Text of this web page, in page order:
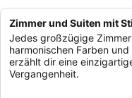
Zimmer und Suiten mit
Jedes großzügige
harmonischen Farben
erzählt dir eine
Vergangenheit.